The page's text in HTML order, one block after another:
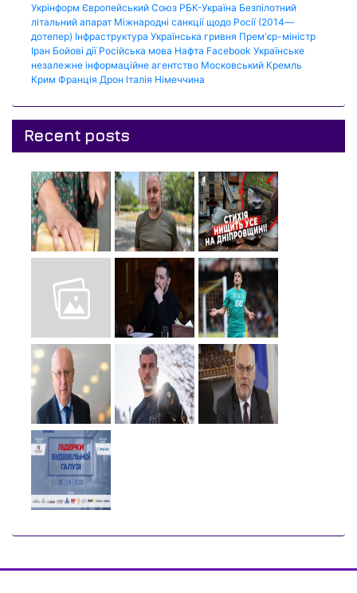
Укрінформ Європейський Союз РБК-Україна Безпілотний
літальний апарат Міжнародні санкції щодо Росії (2014—
дотепер) Інфраструктура Українська гривня Прем'єр-міністр
Іран Бойові дії Російська мова Нафта Facebook Українське
незалежне інформаційне агентство Московський Кремль
Крим Франція Дрон Італія Німеччина
Recent posts